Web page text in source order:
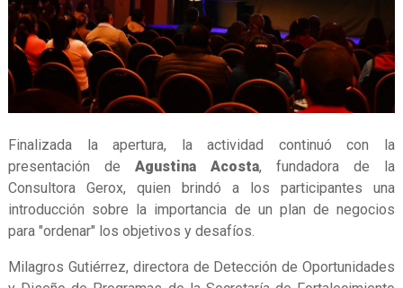
Finalizada la apertura, la actividad continuó con la
presentación de Agustina Acosta, fundadora de la
Consultora Gerox, quien brindó a los participantes una
introducción sobre la importancia de un plan de negocios
para "ordenar" los objetivos y desafíos.
Milagros Gutiérrez, directora de Detección de Oportunidades